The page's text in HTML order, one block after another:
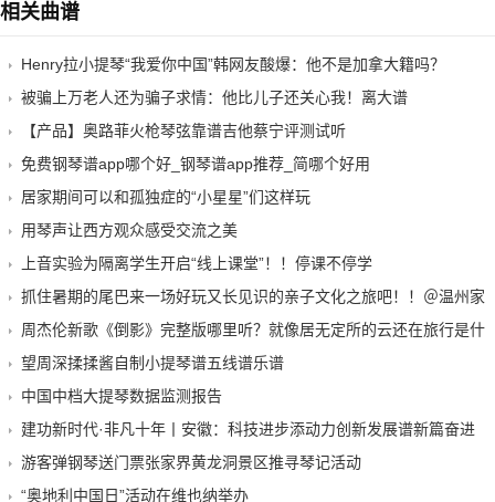
相关曲谱
Henry拉小提琴“我爱你中国”韩网友酸爆：他不是加拿大籍吗？
被骗上万老人还为骗子求情：他比儿子还关心我！离大谱
【产品】奥路菲火枪琴弦靠谱吉他蔡宁评测试听
免费钢琴谱app哪个好_钢琴谱app推荐_简哪个好用
居家期间可以和孤独症的“小星星”们这样玩
用琴声让西方观众感受交流之美
上音实验为隔离学生开启“线上课堂”！！停课不停学
抓住暑期的尾巴来一场好玩又长见识的亲子文化之旅吧！！＠温州家
周杰伦新歌《倒影》完整版哪里听？就像居无定所的云还在旅行是什
望周深揉揉酱自制小提琴谱五线谱乐谱
中国中档大提琴数据监测报告
建功新时代·非凡十年丨安徽：科技进步添动力创新发展谱新篇奋进
游客弹钢琴送门票张家界黄龙洞景区推寻琴记活动
“奥地利中国日”活动在维也纳举办